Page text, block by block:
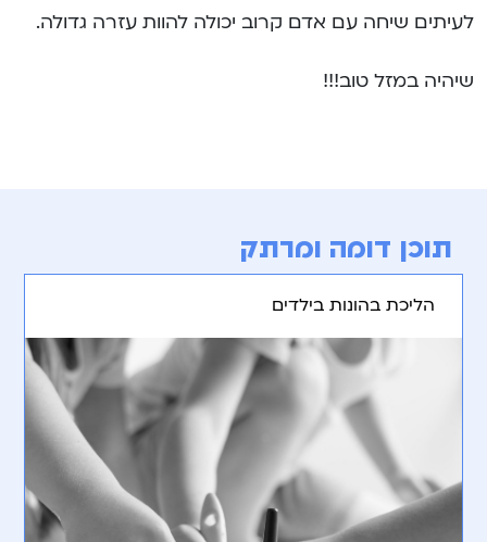
לעיתים שיחה עם אדם קרוב יכולה להוות עזרה גדולה.
שיהיה במזל טוב!!!
תוכן דומה ומרתק
הליכת בהונות בילדים